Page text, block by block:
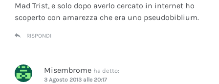
Mad Trist, e solo dopo averlo cercato in internet ho
scoperto con amarezza che era uno pseudobiblium.
RISPONDI
Misembrome ha detto:
3 Agosto 2013 alle 20:17